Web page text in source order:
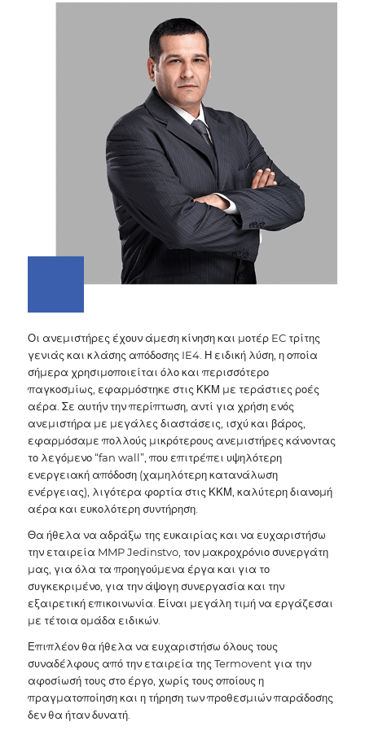
Οι ανεμιστήρες έχουν άμεση κίνηση και μοτέρ EC τρίτης
γενιάς και κλάσης απόδοσης IE4. Η ειδική λύση, η οποία
σήμερα χρησιμοποιείται όλο και περισσότερο
παγκοσμίως, εφαρμόστηκε στις ΚΚΜ με τεράστιες ροές
αέρα. Σε αυτήν την περίπτωση, αντί για χρήση ενός
ανεμιστήρα με μεγάλες διαστάσεις, ισχύ και βάρος,
εφαρμόσαμε πολλούς μικρότερους ανεμιστήρες κάνοντας
το λεγόμενο “fan wall”, που επιτρέπει υψηλότερη
ενεργειακή απόδοση (χαμηλότερη κατανάλωση
ενέργειας), λιγότερα φορτία στις ΚΚΜ, καλύτερη διανομή
αέρα και ευκολότερη συντήρηση.
Θα ήθελα να αδράξω της ευκαιρίας και να ευχαριστήσω
την εταιρεία MMP Jedinstvo, τον μακροχρόνιο συνεργάτη
μας, για όλα τα προηγούμενα έργα και για το
συγκεκριμένο, για την άψογη συνεργασία και την
εξαιρετική επικοινωνία. Είναι μεγάλη τιμή να εργάζεσαι
με τέτοια ομάδα ειδικών.
Επιπλέον θα ήθελα να ευχαριστήσω όλους τους
συναδέλφους από την εταιρεία της Termovent για την
αφοσίωσή τους στο έργο, χωρίς τους οποίους η
πραγματοποίηση και η τήρηση των προθεσμιών παράδοσης
δεν θα ήταν δυνατή.